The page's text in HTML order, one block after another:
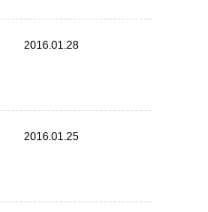
2016.01.28
2016.01.25